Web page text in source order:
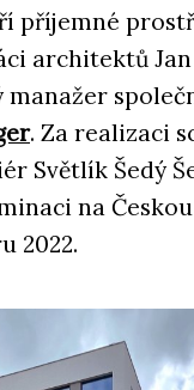
příjemné
architektů Jan
. Za realizaci
Světlík Šedý
na
2022.